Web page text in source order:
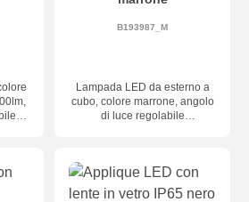
di
B193987_M
Lampada LED da esterno a
cubo, colore marrone, angolo
di luce regolabile